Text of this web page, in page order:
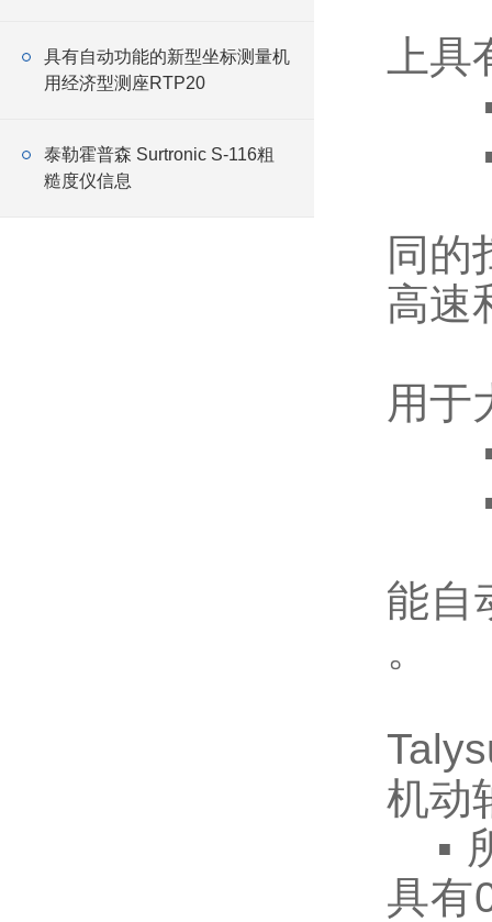
具有自动功能的新型坐标测量机
用经济型测座RTP20
泰勒霍普森 Surtronic S-116粗
糙度仪信息
上
▪
▪
同的
高速
用于
▪
▪
能自
。
机动
▪
具有